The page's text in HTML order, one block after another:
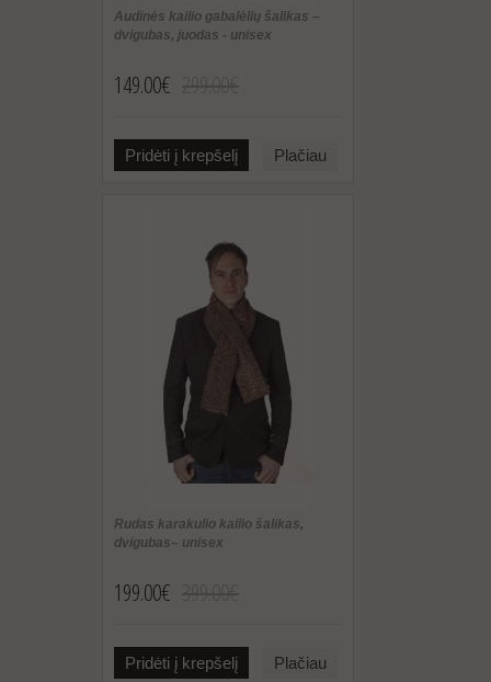
Audinės kailio gabalėlių šalikas –
dvigubas, juodas - unisex
149.00€
Pridėti į krepšelį Plačiau
Rudas karakulio kailio šalikas,
dvigubas– unisex
199.00€
Pridėti į krepšelį Plačiau